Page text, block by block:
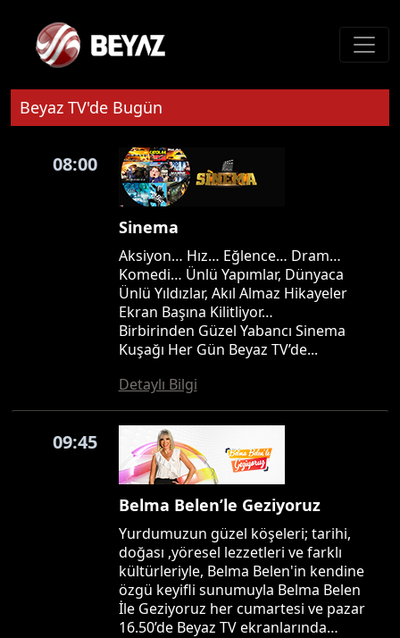
Beyaz TV'de Bugün
08:00
Sinema
Aksiyon… Hız… Eğlence… Dram…
Komedi… Ünlü Yapımlar, Dünyaca
Ünlü Yıldızlar, Akıl Almaz Hikayeler
Ekran Başına Kilitliyor…
Birbirinden Güzel Yabancı Sinema
Kuşağı Her Gün Beyaz TV’de...
Detaylı Bilgi
09:45
Belma Belen’le Geziyoruz
Yurdumuzun güzel köşeleri; tarihi,
doğası ,yöresel lezzetleri ve farklı
kültürleriyle, Belma Belen'in kendine
özgü keyifli sunumuyla Belma Belen
İle Geziyoruz her cumartesi ve pazar
16.50’de Beyaz TV ekranlarında…